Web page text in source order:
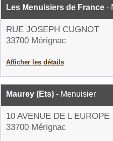
Les Menuisiers de France -
RUE JOSEPH CUGNOT
33700 Mérignac
Afficher les détails
Maurey (Ets) - Menuisier
10 AVENUE DE L EUROPE
33700 Mérignac